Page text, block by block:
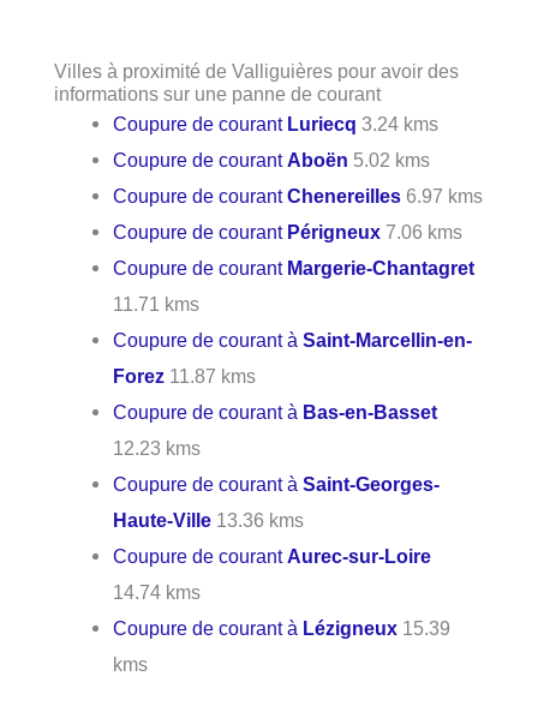
Villes à proximité de Valliguières pour avoir des
informations sur une panne de courant
Coupure de courant Luriecq 3.24 kms
Coupure de courant Aboën 5.02 kms
Coupure de courantChenereilles 6.97 kms
Coupure de courant Périgneux 7.06 kms
Coupure de courant Margerie-Chantagret
11.71 kms
Coupure de courant àSaint-Marcellin-en-
Forez 11.87 kms
Coupure de courant à Bas-en-Basset
12.23 kms
Coupure de courant àSaint-Georges-
Haute-Ville 13.36 kms
Coupure de courant Aurec-sur-Loire
14.74 kms
Coupure de courant à Lézigneux 15.39
kms